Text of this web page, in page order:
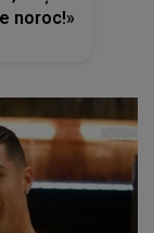
noroc!»